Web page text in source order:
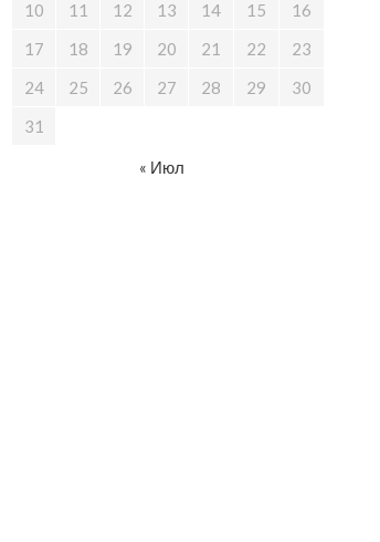
10
11 12 13 14 15
16
17
18 19 20 21 22
23
24
25 26 27 28 29
30
31
« Июл